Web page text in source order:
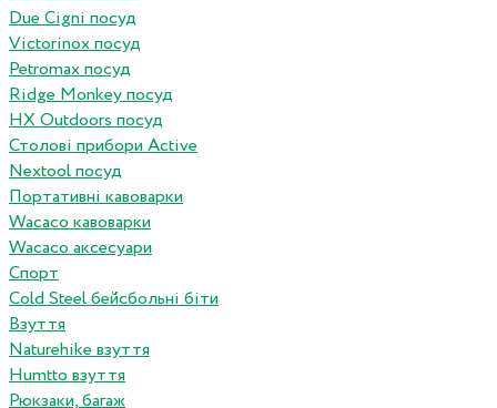
Due Cigni посуд
Victorinox посуд
Petromax посуд
Ridge Monkey посуд
HX Outdoors посуд
Столові прибори Active
Nextool посуд
Портативні кавоварки
Wacaco кавоварки
Wacaco аксесуари
Спорт
Cold Steel бейсбольні біти
Взуття
Naturehike взуття
Humtto взуття
Рюкзаки, багаж